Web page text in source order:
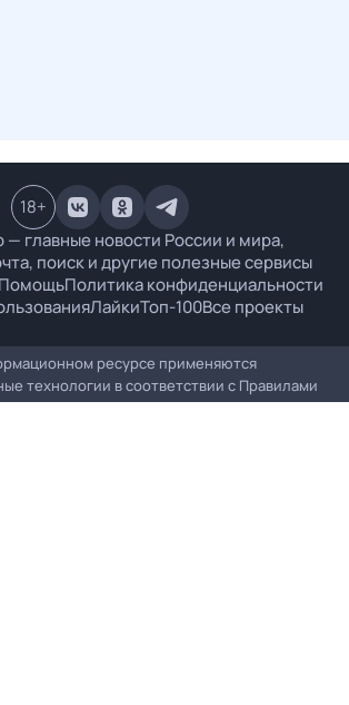
главные новости России и мира,
поиск и другие полезные сервисы
Политика конфиденциальности
ЛайкиТоп-100Все проекты
18+
ресурсе применяются
технологии в соответствии с Правилами